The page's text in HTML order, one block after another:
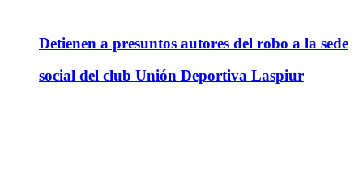
Detienen a presuntos autores del robo a la sede
social del club Unión Deportiva Laspiur